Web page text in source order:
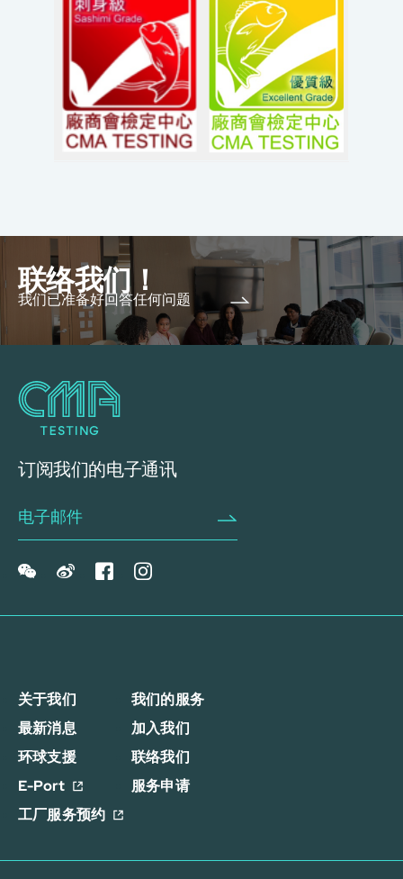
联络我们！
我们已准备好回答任何问题
订阅我们的电子通讯
关于我们
我们的服务
最新消息
加入我们
环球支援
联络我们
E-Port
服务申请
工厂服务预约